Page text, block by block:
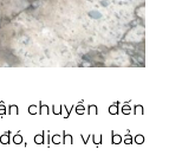
chuyển đến
dịch vụ bảo